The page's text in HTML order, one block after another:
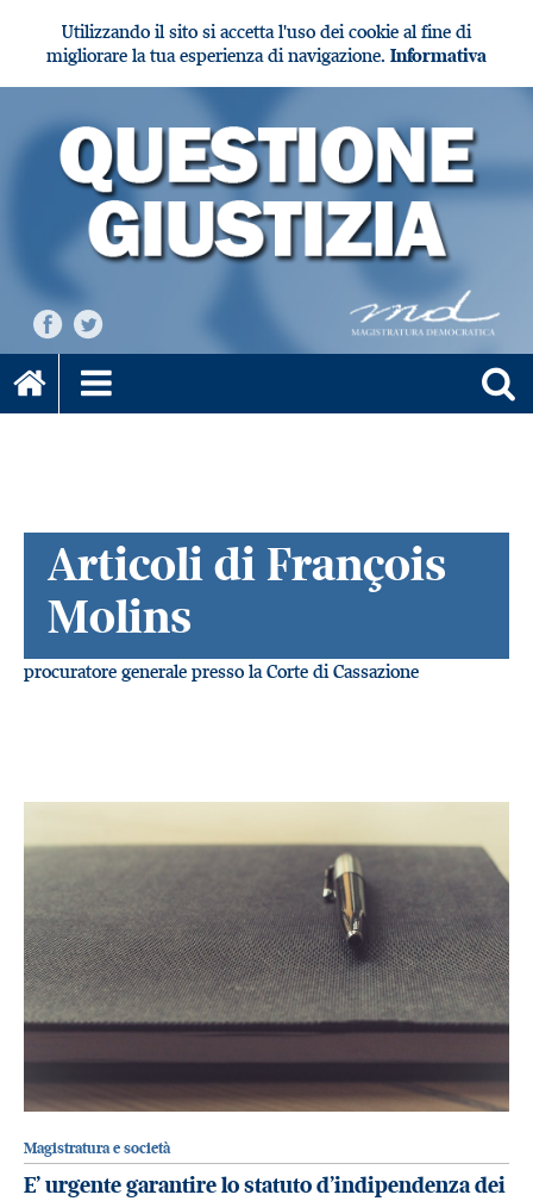
Utilizzando il sito si accetta l'uso dei cookie al fine di
migliorare la tua esperienza di navigazione. Informativa
Articoli di François
Molins
procuratore generale presso la Corte di Cassazione
Magistratura e società
E’ urgente garantire lo statuto d’indipendenza dei